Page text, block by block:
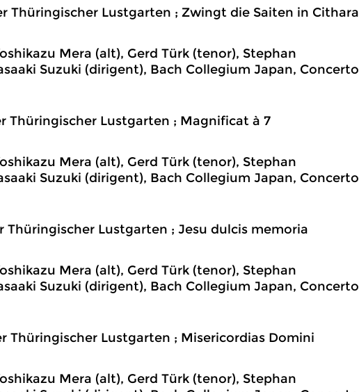
Thüringischer Lustgarten ; Zwingt die Saiten in Cithara
Mera (alt), Gerd Türk (tenor), Stephan
Suzuki (dirigent), Bach Collegium Japan, Concerto
Thüringischer Lustgarten ; Magnificat à 7
Mera (alt), Gerd Türk (tenor), Stephan
Suzuki (dirigent), Bach Collegium Japan, Concerto
Thüringischer Lustgarten ; Jesu dulcis memoria
Mera (alt), Gerd Türk (tenor), Stephan
Suzuki (dirigent), Bach Collegium Japan, Concerto
Thüringischer Lustgarten ; Misericordias Domini
Mera (alt), Gerd Türk (tenor), Stephan